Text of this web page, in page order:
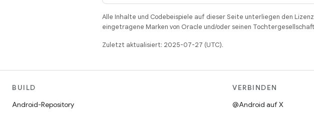
Alle Inhalte und Codebeispiele auf dieser Seite unterliegen den
eingetragene Marken von Oracle und/oder seinen
Zuletzt aktualisiert: 2025-07-27 (UTC).
BUILD
Android-Repository
VERBINDEN
@Android auf X